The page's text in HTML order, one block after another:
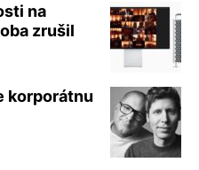
na
zrušil
korporátnu